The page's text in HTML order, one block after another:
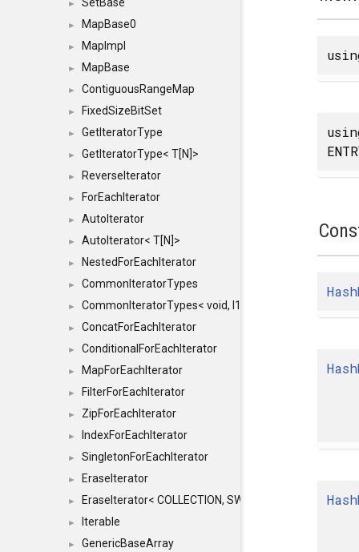
►
► MapBase0
► MapImpl
► MapBase
► ContiguousRangeMap
► FixedSizeBitSet
► GetIteratorType
► GetIteratorType< T[N]>
► ReverseIterator
► ForEachIterator
► AutoIterator
► AutoIterator< T[N]>
► NestedForEachIterator
► CommonIteratorTypes
► CommonIteratorTypes< void, I1, I2 >
► ConcatForEachIterator
► ConditionalForEachIterator
► MapForEachIterator
► FilterForEachIterator
► ZipForEachIterator
► IndexForEachIterator
► SingletonForEachIterator
► EraseIterator
► EraseIterator< COLLECTION, SWAP_ERASE, false >
► Iterable
► GenericBaseArray